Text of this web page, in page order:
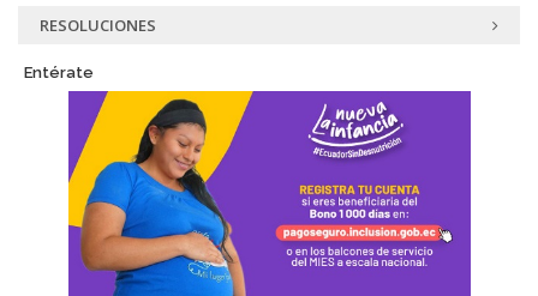
RESOLUCIONES
Entérate